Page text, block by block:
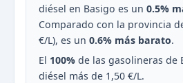
diésel en Basigo es un 0.5%
Comparado con la provincia
€/L), es un 0.6% más barato.
El 100% de las gasolineras de
diésel más de 1,50 €/L.